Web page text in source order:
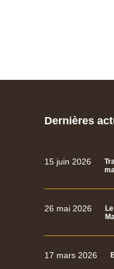
Dernières
15 juin 2026
26 mai 2026
17 mars 2026